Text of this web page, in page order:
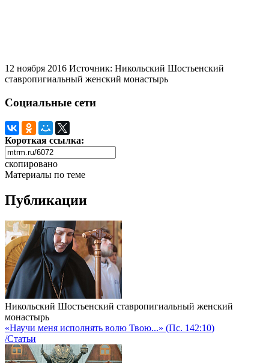
12 ноября 2016 Источник: Никольский Шостьенский
ставропигиальный женский монастырь
Социальные сети
Короткая ссылка:
скопировано
Материалы по теме
Публикации
Никольский Шостьенский ставропигиальный женский
монастырь
«Научи меня исполнять волю Твою...» (Пс. 142:10)
/Статьи